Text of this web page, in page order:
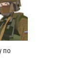
по